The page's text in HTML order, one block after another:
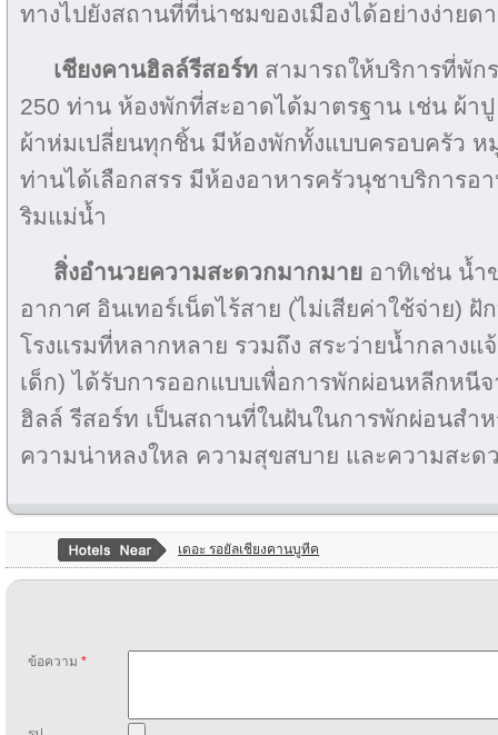
ทางไปยังสถานที่ที่น่าชมของเมืองได้อย่างง่ายด
เชียงคานฮิลล์รีสอร์ท สามารถให้บริการที่พัก
250 ท่าน ห้องพักที่สะอาดได้มาตรฐาน เช่น ผ้า
ผ้าห่มเปลี่ยนทุกชิ้น มีห้องพักทั้งแบบครอบครัว
ท่านได้เลือกสรร มีห้องอาหารครัวนุชาบริการอา
ริมแม่น้ำ
สิ่งอำนวยความสะดวกมากมาย อาทิเช่น น้ำ
อากาศ อินเทอร์เน็ตไร้สาย (ไม่เสียค่าใช้จ่าย)
โรงแรมที่หลากหลาย รวมถึง สระว่ายน้ำกลางแ
เด็ก) ได้รับการออกแบบเพื่อการพักผ่อนหลีกหนี
ฮิลล์ รีสอร์ท เป็นสถานที่ในฝันในการพักผ่อนสำ
ความน่าหลงใหล ความสุขสบาย และความสะด
เดอะ รอยัลเชียงคานบูทีค
ข้อความ *